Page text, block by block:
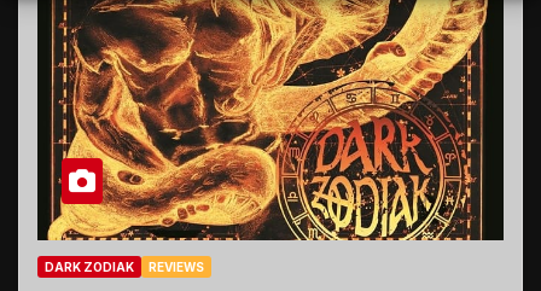
DARK ZODIAK REVIEWS